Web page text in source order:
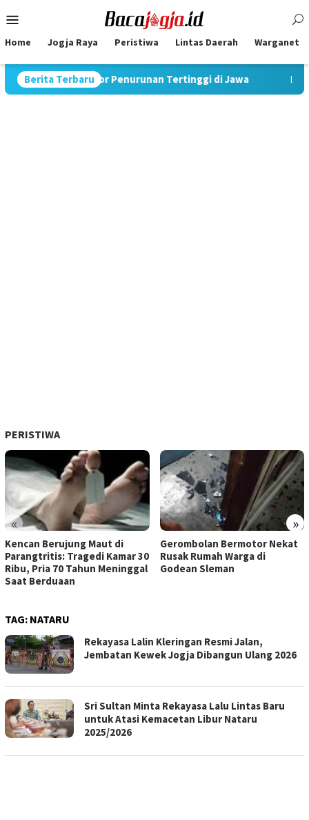
to
Menu
Home Jogja Raya Peristiwa Lintas Daerah Warganet
Berita Terbaru
Catat Rekor Penurunan Tertinggi di Jawa Pimpin
PERISTIWA
« »
Kencan Berujung Maut di
Parangtritis: Tragedi Kamar 30
Ribu, Pria 70 Tahun Meninggal
Saat Berduaan
Gerombolan Bermotor Nekat
Rusak Rumah Warga di
Godean Sleman
TAG: NATARU
Rekayasa Lalin Kleringan Resmi Jalan,
Jembatan Kewek Jogja Dibangun Ulang 2026
Sri Sultan Minta Rekayasa Lalu Lintas Baru
untuk Atasi Kemacetan Libur Nataru
2025/2026